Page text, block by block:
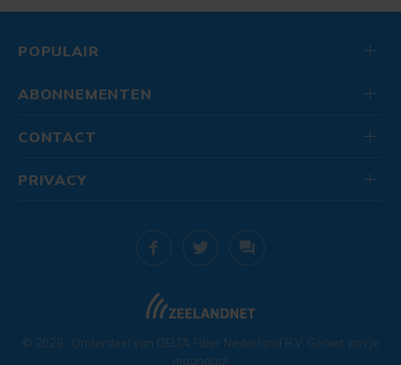
POPULAIR
ABONNEMENTEN
CONTACT
© 2026 . Onderdeel van DELTA Fiber Nederland B.V. Geniet van je
maandag!
PRIVACY